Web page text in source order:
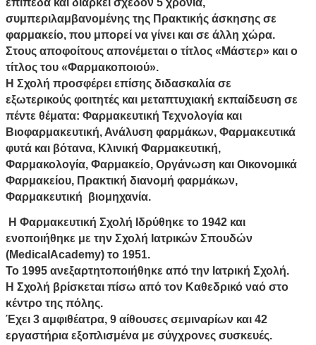
επίπεδα και διαρκεί σχεδόν 5 χρόνια,
συμπεριλαμβανομένης της Πρακτικής άσκησης σε
φαρμακείο, που μπορεί να γίνει και σε άλλη χώρα.
Στους αποφοίτους απονέμεται ο τίτλος «Μάστερ» και ο
τίτλος του «Φαρμακοποιού».
Η Σχολή προσφέρει επίσης διδασκαλία σε
εξωτερικούς φοιτητές και μεταπτυχιακή εκπαίδευση σε
πέντε θέματα: Φαρμακευτική Τεχνολογία και
Βιοφαρμακευτική, Ανάλυση φαρμάκων, Φαρμακευτικά
φυτά και βότανα, Κλινική Φαρμακευτική,
Φαρμακολογία, Φαρμακείο, Οργάνωση και Οικονομικά
Φαρμακείου, Πρακτική διανομή φαρμάκων,
Φαρμακευτική βιομηχανία.
Η Φαρμακευτική Σχολή Ιδρύθηκε το 1942 και
ενοποιήθηκε με την Σχολή Ιατρικών Σπουδών
(MedicalAcademy) το 1951.
Το 1995 ανεξαρτητοποιήθηκε από την Ιατρική Σχολή.
Η Σχολή βρίσκεται πίσω από τον Καθεδρικό ναό στο
κέντρο της πόλης.
Έχει 3 αμφιθέατρα, 9 αίθουσες σεμιναρίων και 42
εργαστήρια εξοπλισμένα με σύγχρονες συσκευές.